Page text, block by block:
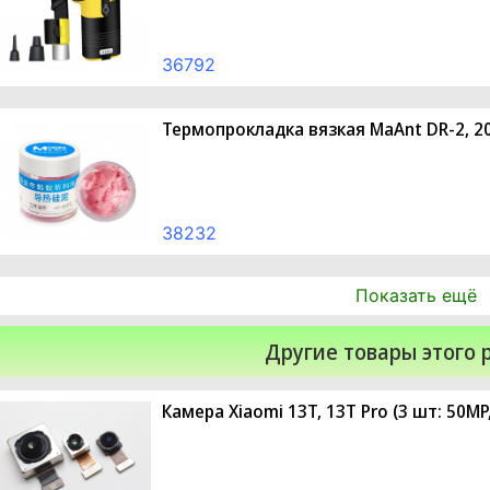
36792
Термопрокладка вязкая MaAnt DR-2,
38232
Показать ещё
Другие товары этого
Камера Xiaomi 13T, 13T Pro (3 шт: